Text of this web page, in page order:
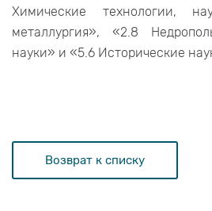
Химические технологии,
металлургия», «2.8
науки» и «5.6 Исторические
Возврат к списку